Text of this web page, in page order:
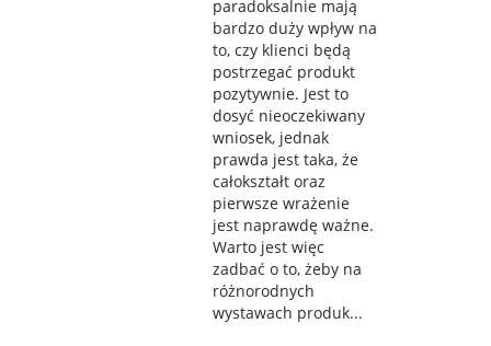
paradoksalnie mają
bardzo duży wpływ na
to, czy klienci będą
postrzegać produkt
pozytywnie. Jest to
dosyć nieoczekiwany
wniosek, jednak
prawda jest taka, że
całokształt oraz
pierwsze wrażenie
jest naprawdę ważne.
Warto jest więc
zadbać o to, żeby na
różnorodnych
wystawach produk...